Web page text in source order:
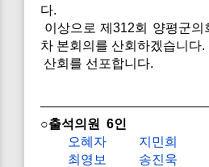
다.
이상으로 제312회 양평군의
차 본회의를 산회하겠습니다.
산회를 선포합니다.
○출석의원 6인
오혜자
지민희
최영보
송진욱